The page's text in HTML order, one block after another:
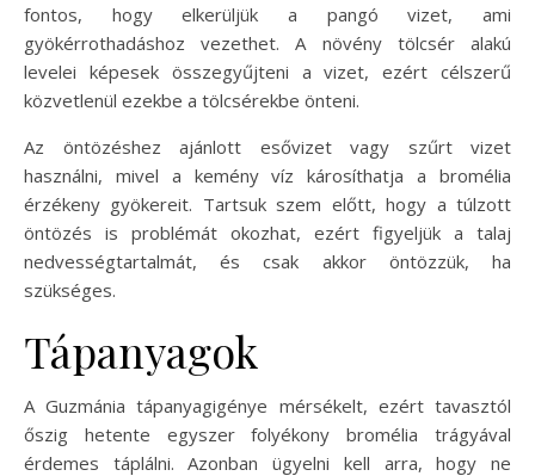
fontos, hogy elkerüljük a pangó vizet, ami
gyökérrothadáshoz vezethet. A növény tölcsér alakú
levelei képesek összegyűjteni a vizet, ezért célszerű
közvetlenül ezekbe a tölcsérekbe önteni.
Az öntözéshez ajánlott esővizet vagy szűrt vizet
használni, mivel a kemény víz károsíthatja a bromélia
érzékeny gyökereit. Tartsuk szem előtt, hogy a túlzott
öntözés is problémát okozhat, ezért figyeljük a talaj
nedvességtartalmát, és csak akkor öntözzük, ha
szükséges.
Tápanyagok
A Guzmánia tápanyagigénye mérsékelt, ezért tavasztól
őszig hetente egyszer folyékony bromélia trágyával
érdemes táplálni. Azonban ügyelni kell arra, hogy ne